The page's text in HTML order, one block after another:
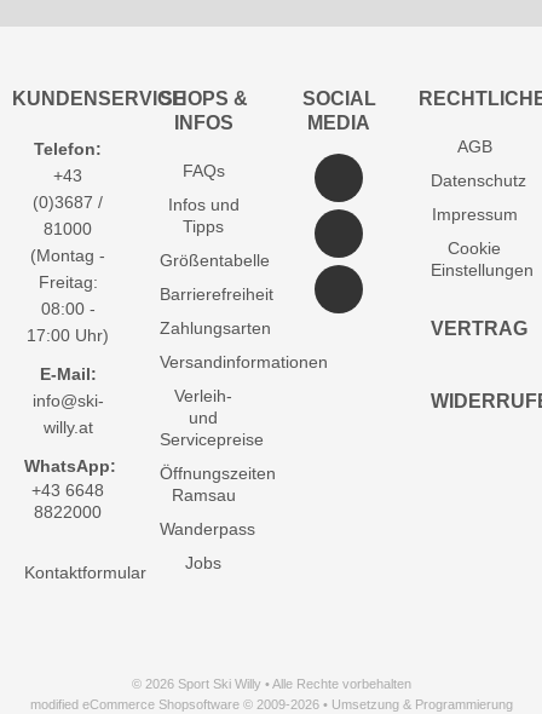
KUNDENSERVICE
Telefon:
+43
(0)3687 /
81000
(Montag -
Freitag:
08:00 -
17:00 Uhr)
E-Mail:
info@ski-
willy.at
WhatsApp:
+43 6648
8822000
Kontaktformular
SHOPS &
INFOS
FAQs
Infos und
Tipps
Größentabelle
Barrierefreiheit
Zahlungsarten
Versandinformationen
Verleih-
und
Servicepreise
Öffnungszeiten
Ramsau
Wanderpass
Jobs
SOCIAL
MEDIA
AGB
Datenschutz
Impressum
Cookie
Einstellungen
VERTRAG
© 2026 Sport Ski Willy • Alle Rechte vorbehalten
modified eCommerce Shopsoftware © 2009-2026 • Umsetzung & Programmierung